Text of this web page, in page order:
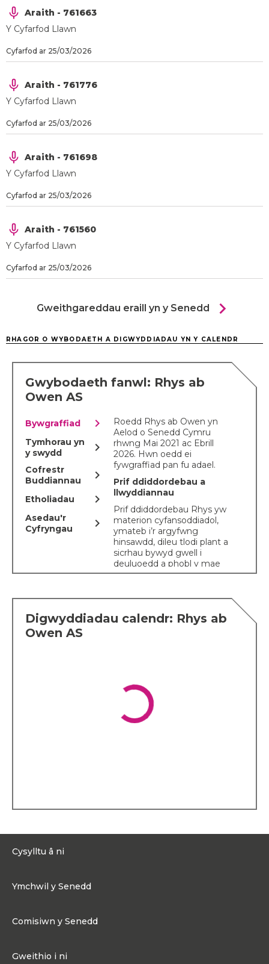
Araith - 761663
Y Cyfarfod Llawn
Cyfarfod ar 25/03/2026
Araith - 761776
Y Cyfarfod Llawn
Cyfarfod ar 25/03/2026
Araith - 761698
Y Cyfarfod Llawn
Cyfarfod ar 25/03/2026
Araith - 761560
Y Cyfarfod Llawn
Cyfarfod ar 25/03/2026
Gweithgareddau eraill yn y Senedd chevron_right
RHAGOR O WYBODAETH A DIGWYDDIADAU YN Y CALENDR
Gwybodaeth fanwl: Rhys ab
Owen AS
Bywgraffiad chevron_right
Tymhorau yn
y swydd
chevron_right
Cofrestr
Buddiannau
chevron_right
Etholiadau chevron_right
Asedau'r
Cyfryngau
chevron_right
Roedd Rhys ab Owen yn
Aelod o Senedd Cymru
rhwng Mai 2021 ac Ebrill
2026. Hwn oedd ei
fywgraffiad pan fu adael.
Prif ddiddordebau a
llwyddiannau
Prif ddiddordebau Rhys yw
materion cyfansoddiadol,
ymateb i’r argyfwng
hinsawdd, dileu tlodi plant a
sicrhau bywyd gwell i
deuluoedd a phobl y mae
dementia yn effeithio
ddiddordeb mawr yn hanes
Gymraeg, ynghyd â
Cafodd Rhys ei eni a’i fagu
yng Nghaerdydd, lle
mynychodd Ysgol Glantaf.
Astudiodd y gyfraith ym
a'u merch.
Digwyddiadau calendr: Rhys ab
Owen AS
Cysylltu â ni
Cysylltu â Senedd Cymru
Ymchwil y Senedd
Comisiwn y Senedd
Gweithio i ni